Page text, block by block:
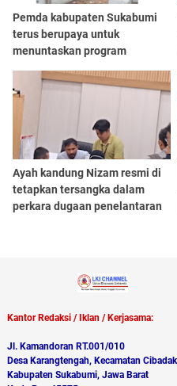
Pemda kabupaten Sukabumi
terus berupaya untuk
menuntaskan program
Ayah kandung Nizam resmi di
tetapkan tersangka dalam
perkara dugaan penelantaran
Kantor Redaksi / Iklan / Kerjasama:
Jl. Kamandoran RT.001/010
Desa Karangtengah, Kecamatan
Kabupaten Sukabumi, Jawa Barat